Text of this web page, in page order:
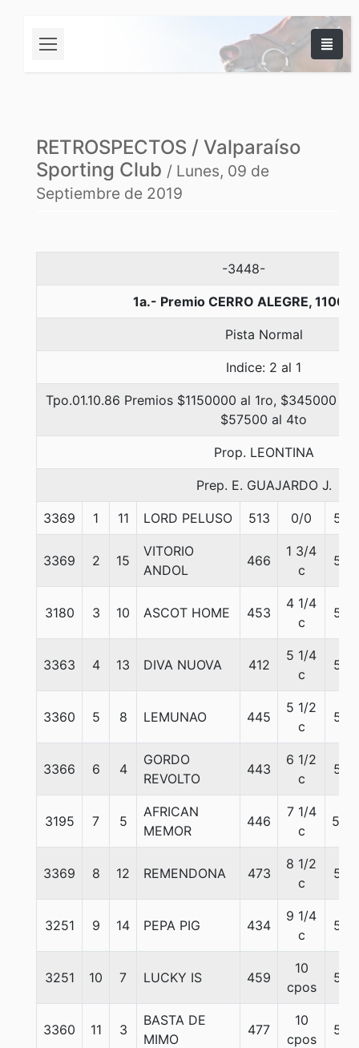
RETROSPECTOS / Valparaíso
Sporting Club / Lunes, 09 de
Septiembre de 2019
-3448-
1a.- Premio CERRO ALEGRE, 1100
Pista Normal
Indice: 2 al 1
Tpo.01.10.86 Premios $1150000 al 1ro, $345000
$57500 al 4to
Prop. LEONTINA
Prep. E. GUAJARDO J.
3369 1 11 LORD PELUSO 513 0/0 56
3369 2 15
VITORIO
ANDOL
466
1 3/4
c
56
3180 3 10 ASCOT HOME 453
4 1/4
c
56
3363 4 13 DIVA NUOVA 412
5 1/4
c
56
3360 5 8 LEMUNAO 445
5 1/2
c
56
3366 6 4
GORDO
REVOLTO
443
6 1/2
c
56
3195 7 5
AFRICAN
MEMOR
446
7 1/4
c
56.
3369 8 12 REMENDONA 473
8 1/2
c
56
3251 9 14 PEPA PIG 434
9 1/4
c
56
3251 10 7 LUCKY IS 459
10
cpos
56
3360 11 3
BASTA DE
MIMO
477
10
cpos
56